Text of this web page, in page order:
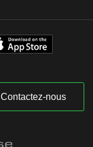
Contactez-nous